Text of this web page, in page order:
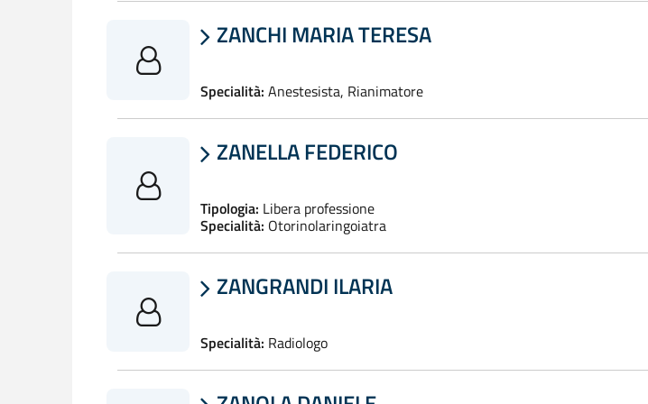
 ZANCHI MARIA TERESA
Specialità: Anestesista, Rianimatore
 ZANELLA FEDERICO
Tipologia: Libera professione
Specialità: Otorinolaringoiatra
 ZANGRANDI ILARIA
Specialità: Radiologo